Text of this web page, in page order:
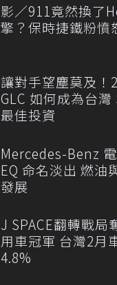
影／911竟然換了
擎？保時捷鐵粉憤
讓對手望塵莫及！
GLC 如何成為台灣
最佳投資
Mercedes-Benz
EQ 命名淡出 燃油
發展
J SPACE翻轉戰局
用車冠軍 台灣2月
4.8%